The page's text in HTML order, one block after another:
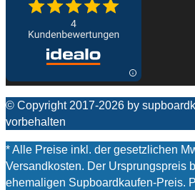
© Copyright 2017-2026 by
vorbehalten
* Alle Preise inkl. der gesetzlichen
Versandkosten. Der Ursprungspreis
ehemaligen Supboardkaufen-Preis.